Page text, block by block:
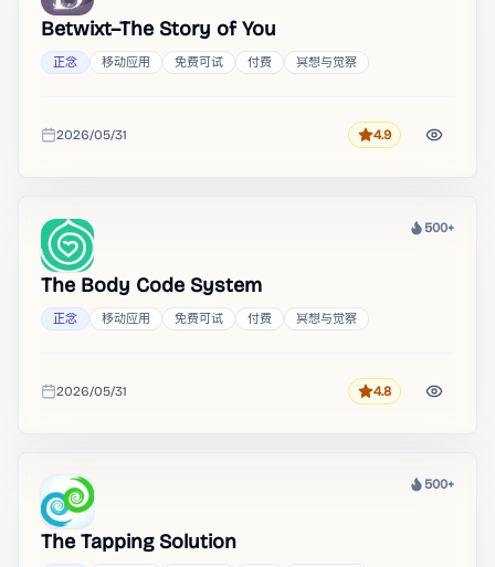
Betwixt–The Story of You
正念 移动应用 免费可试 付费 冥想与觉察
收录时间
2026/05/31 评分4.9
热度
500+
The Body Code System
正念 移动应用 免费可试 付费 冥想与觉察
收录时间
2026/05/31 评分4.8
热度
500+
The Tapping Solution